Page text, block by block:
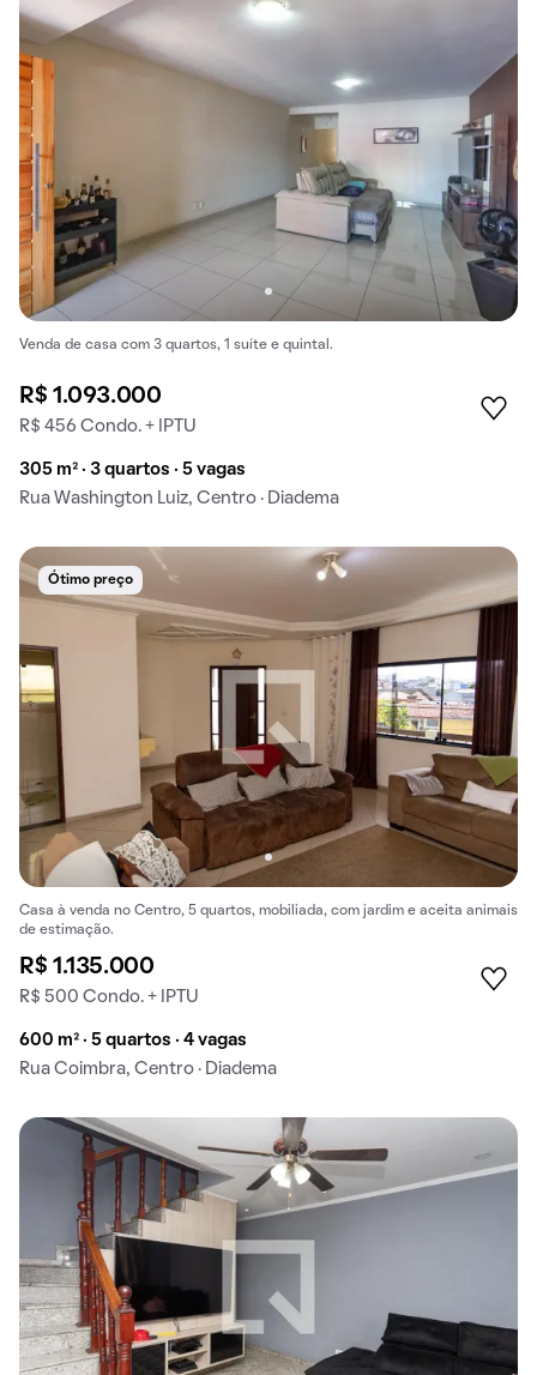
Venda de casa com 3 quartos, 1 suíte e quintal.
R$ 1.093.000
R$ 456 Condo. + IPTU
305 m² · 3 quartos · 5 vagas
Rua Washington Luiz, Centro · Diadema
Ótimo preço
Casa à venda no Centro, 5 quartos, mobiliada, com jardim e aceita animais
de estimação.
R$ 1.135.000
R$ 500 Condo. + IPTU
600 m² · 5 quartos · 4 vagas
Rua Coimbra, Centro · Diadema